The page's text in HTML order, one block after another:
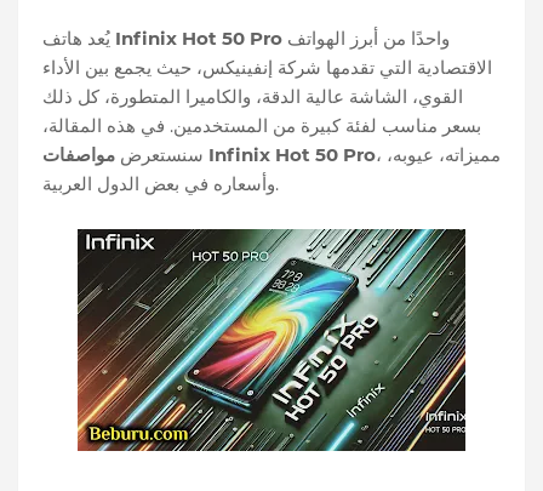
Infinix Hot 50 Pro
الاقتصادية التي تقدمها شركة إنفينيكس، حيث يجمع بين الأداء
القوي، الشاشة عالية الدقة، والكاميرا المتطورة، كل ذلك
بسعر مناسب لفئة كبيرة من المستخدمين. في هذه المقالة،
سنستعرض مواصفات Infinix Hot 50 Pro، مميزاته، عيوبه،
وأسعاره في بعض الدول العربية.